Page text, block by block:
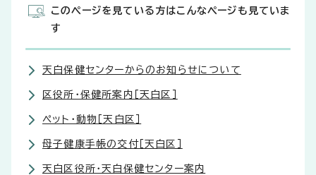
このページを見ている方はこんなページも見ていま
す
天白保健センターからのお知らせについて
区役所・保健所案内［天白区］
ペット・動物［天白区］
母子健康手帳の交付［天白区］
天白区役所・天白保健センター案内